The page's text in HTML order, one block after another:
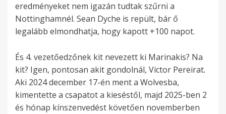
eredményeket nem igazán tudtak szűrni a
Nottinghamnél. Sean Dyche is repült, bár ő
legalább elmondhatja, hogy kapott +100 napot.
És 4. vezetőedzőnek kit nevezett ki Marinakis? Na
kit? Igen, pontosan akit gondolnál, Victor Pereirat.
Aki 2024 december 17-én ment a Wolvesba,
kimentette a csapatot a kieséstől, majd 2025-ben 2
és hónap kínszenvedést követően novemberben